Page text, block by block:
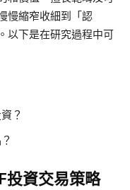
慢縮窄收細到「認
以下是在研究過程中可
？
投資交易策略